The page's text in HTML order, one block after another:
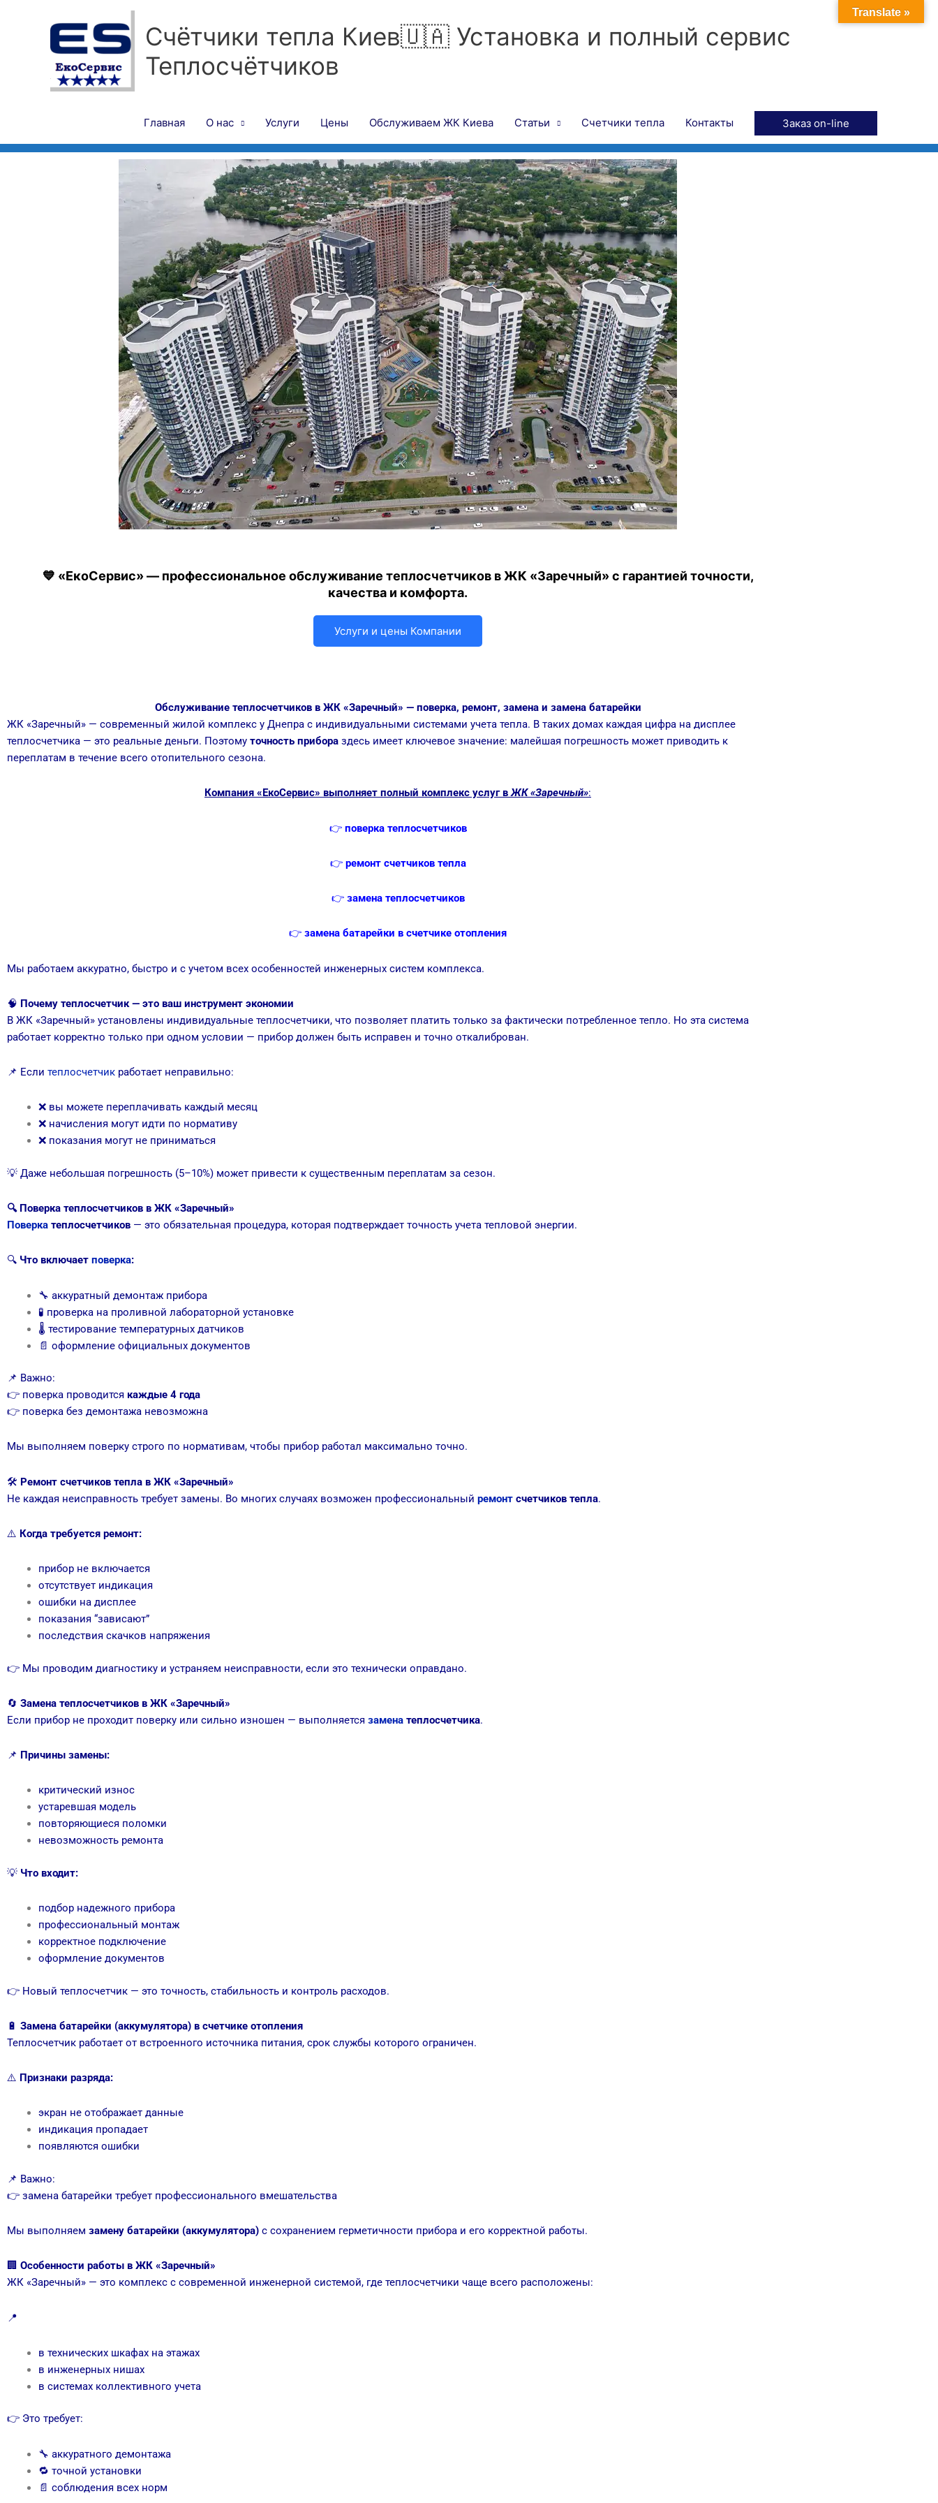
содержимому
Счётчики тепла Киев🇺🇦 Установка и полный сервис
Теплосчётчиков
Главная О нас Услуги Цены Обслуживаем ЖК Киева Статьи Счетчики тепла Контакты Заказ on-line
💙 «ЕкоСервис» — профессиональное обслуживание теплосчетчиков в ЖК «Заречный» с гарантией точности,
качества и комфорта.
Услуги и цены Компании
Обслуживание теплосчетчиков в ЖК «Заречный» — поверка, ремонт, замена и замена батарейки
ЖК «Заречный» — современный жилой комплекс у Днепра с индивидуальными системами учета тепла. В таких домах каждая цифра на дисплее
теплосчетчика — это реальные деньги. Поэтому точность прибора здесь имеет ключевое значение: малейшая погрешность может приводить к
переплатам в течение всего отопительного сезона.
Компания «ЕкоСервис» выполняет полный комплекс услуг вЖК «Заречный»:
👉 поверка теплосчетчиков
👉 ремонт счетчиков тепла
👉 замена теплосчетчиков
👉 замена батарейки в счетчике отопления
Мы работаем аккуратно, быстро и с учетом всех особенностей инженерных систем комплекса.
🧠 Почему теплосчетчик — это ваш инструмент экономии
В ЖК «Заречный» установлены индивидуальные теплосчетчики, что позволяет платить только за фактически потребленное тепло. Но эта система
работает корректно только при одном условии — прибор должен быть исправен и точно откалиброван.
📌 Если теплосчетчик работает неправильно:
❌ вы можете переплачивать каждый месяц
❌ начисления могут идти по нормативу
❌ показания могут не приниматься
💡 Даже небольшая погрешность (5–10%) может привести к существенным переплатам за сезон.
🔍 Поверка теплосчетчиков в ЖК «Заречный»
Поверка теплосчетчиков — это обязательная процедура, которая подтверждает точность учета тепловой энергии.
🔍 Что включает поверка:
🔧 аккуратный демонтаж прибора
🧪 проверка на проливной лабораторной установке
🌡 тестирование температурных датчиков
📄 оформление официальных документов
📌 Важно:
👉 поверка проводится каждые 4 года
👉 поверка без демонтажа невозможна
Мы выполняем поверку строго по нормативам, чтобы прибор работал максимально точно.
🛠 Ремонт счетчиков тепла в ЖК «Заречный»
Не каждая неисправность требует замены. Во многих случаях возможен профессиональный ремонт счетчиков тепла.
⚠️ Когда требуется ремонт:
прибор не включается
отсутствует индикация
ошибки на дисплее
показания “зависают”
последствия скачков напряжения
👉 Мы проводим диагностику и устраняем неисправности, если это технически оправдано.
🔄 Замена теплосчетчиков в ЖК «Заречный»
Если прибор не проходит поверку или сильно изношен — выполняется замена теплосчетчика.
📌 Причины замены:
критический износ
устаревшая модель
повторяющиеся поломки
невозможность ремонта
💡 Что входит:
подбор надежного прибора
профессиональный монтаж
корректное подключение
оформление документов
👉 Новый теплосчетчик — это точность, стабильность и контроль расходов.
🔋 Замена батарейки (аккумулятора) в счетчике отопления
Теплосчетчик работает от встроенного источника питания, срок службы которого ограничен.
⚠️ Признаки разряда:
экран не отображает данные
индикация пропадает
появляются ошибки
📌 Важно:
👉 замена батарейки требует профессионального вмешательства
Мы выполняем замену батарейки (аккумулятора) с сохранением герметичности прибора и его корректной работы.
🏢 Особенности работы в ЖК «Заречный»
ЖК «Заречный» — это комплекс с современной инженерной системой, где теплосчетчики чаще всего расположены:
📍
в технических шкафах на этажах
в инженерных нишах
в системах коллективного учета
👉 Это требует:
🔧 аккуратного демонтажа
🔁 точной установки
📄 соблюдения всех норм
Translate »